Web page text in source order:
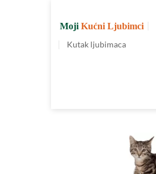
na
sadržaj
Moji Kućni Ljubimci
Kutak ljubimaca